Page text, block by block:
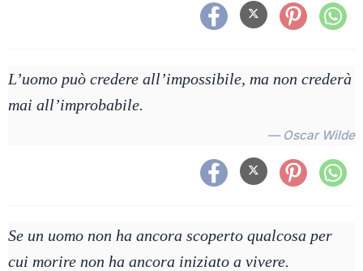
L’uomo può credere all’impossibile, ma non crederà
mai all’improbabile.
— Oscar Wilde
Se un uomo non ha ancora scoperto qualcosa per
cui morire non ha ancora iniziato a vivere.